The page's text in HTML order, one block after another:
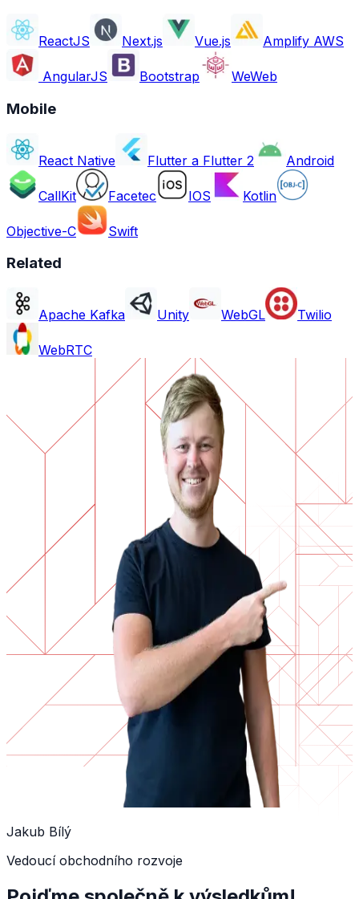
ReactJS Next.js Vue.js Amplify AWS
AngularJS Bootstrap WeWeb
Mobile
React Native Flutter a Flutter 2 Android
CallKit Facetec IOS Kotlin
Objective-C Swift
Related
Apache Kafka Unity WebGL Twilio
WebRTC
Jakub Bílý
Vedoucí obchodního rozvoje